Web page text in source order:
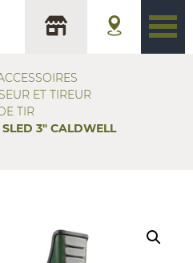
ET TIREUR
TIR
3″ CALDWELL